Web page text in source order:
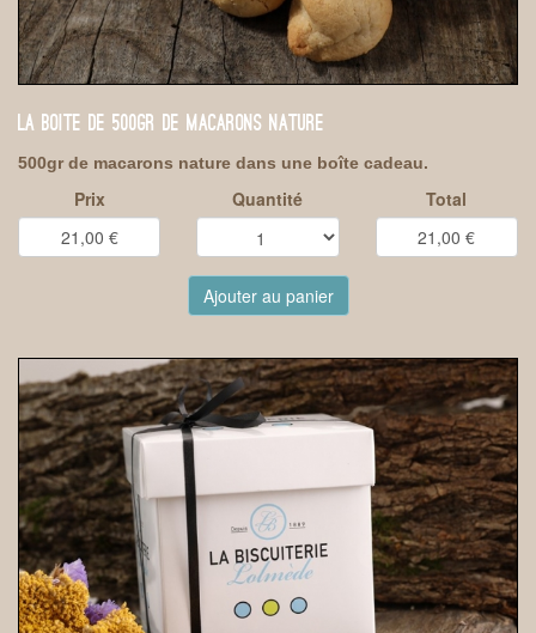
LA BOITE DE 500GR DE MACARONS NATURE
500gr de macarons nature dans une boîte cadeau.
Prix Quantité Total
Ajouter au panier